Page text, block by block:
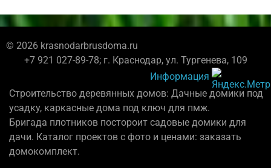
© 2026 krasnodarbrusdoma.ru
+7 921 027-89-78; г. Краснодар, ул. Тургенева, 109
Информация
Строительство деревянных домов: Дачные домики под
усадку, каркасные дома под ключ для пмж.
Бригада плотников постороит садовые домики для
дачи. Каталог проектов с фото и ценами: заказать
домокомплект.